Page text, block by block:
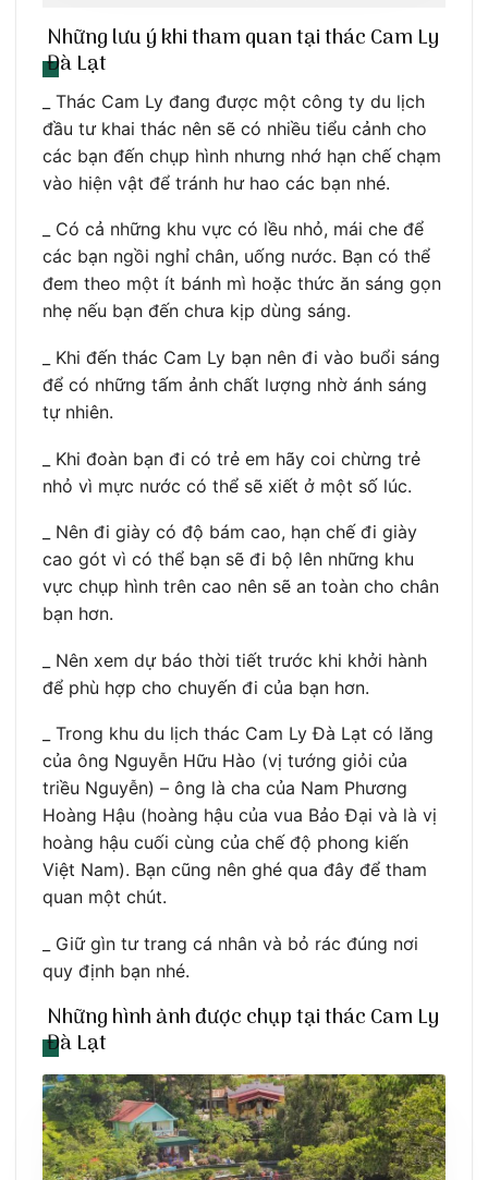
Những lưu ý khi tham quan tại thác Cam Ly
Đà Lạt
_ Thác Cam Ly đang được một công ty du lịch
đầu tư khai thác nên sẽ có nhiều tiểu cảnh cho
các bạn đến chụp hình nhưng nhớ hạn chế chạm
vào hiện vật để tránh hư hao các bạn nhé.
_ Có cả những khu vực có lều nhỏ, mái che để
các bạn ngồi nghỉ chân, uống nước. Bạn có thể
đem theo một ít bánh mì hoặc thức ăn sáng gọn
nhẹ nếu bạn đến chưa kịp dùng sáng.
_ Khi đến thác Cam Ly bạn nên đi vào buổi sáng
để có những tấm ảnh chất lượng nhờ ánh sáng
tự nhiên.
_ Khi đoàn bạn đi có trẻ em hãy coi chừng trẻ
nhỏ vì mực nước có thể sẽ xiết ở một số lúc.
_ Nên đi giày có độ bám cao, hạn chế đi giày
cao gót vì có thể bạn sẽ đi bộ lên những khu
vực chụp hình trên cao nên sẽ an toàn cho chân
bạn hơn.
_ Nên xem dự báo thời tiết trước khi khởi hành
để phù hợp cho chuyến đi của bạn hơn.
_ Trong khu du lịch thác Cam Ly Đà Lạt có lăng
của ông Nguyễn Hữu Hào (vị tướng giỏi của
triều Nguyễn) – ông là cha của Nam Phương
Hoàng Hậu (hoàng hậu của vua Bảo Đại và là vị
hoàng hậu cuối cùng của chế độ phong kiến
Việt Nam). Bạn cũng nên ghé qua đây để tham
quan một chút.
_ Giữ gìn tư trang cá nhân và bỏ rác đúng nơi
quy định bạn nhé.
Những hình ảnh được chụp tại thác Cam Ly
Đà Lạt